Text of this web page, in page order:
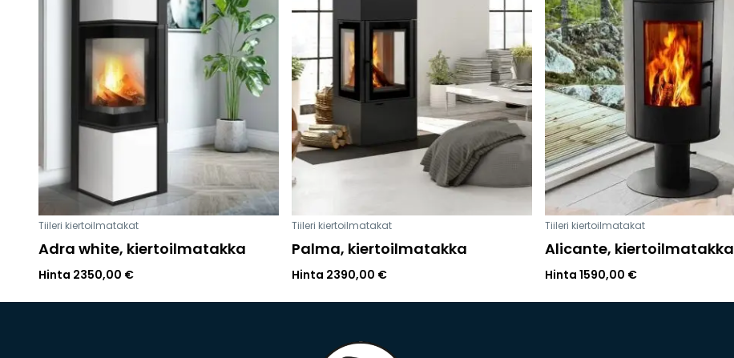
Tiileri kiertoilmatakat
Adra white, kiertoilmatakka
Hinta 2350,00 €
Tiileri kiertoilmatakat
Palma, kiertoilmatakka
Hinta 2390,00 €
Tiileri kiertoilmatakat
Alicante, kiertoilmatakka
Hinta 1590,00 €